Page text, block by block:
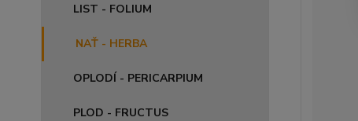
LIST - FOLIUM
NAŤ - HERBA
OPLODÍ - PERICARPIUM
PLOD - FRUCTUS